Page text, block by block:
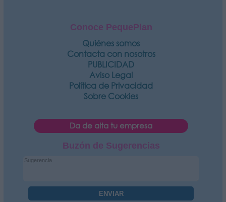
Conoce PequePlan
Quiénes somos
Contacta con nosotros
PUBLICIDAD
Aviso Legal
Política de Privacidad
Sobre Cookies
Da de alta tu empresa
Buzón de Sugerencias